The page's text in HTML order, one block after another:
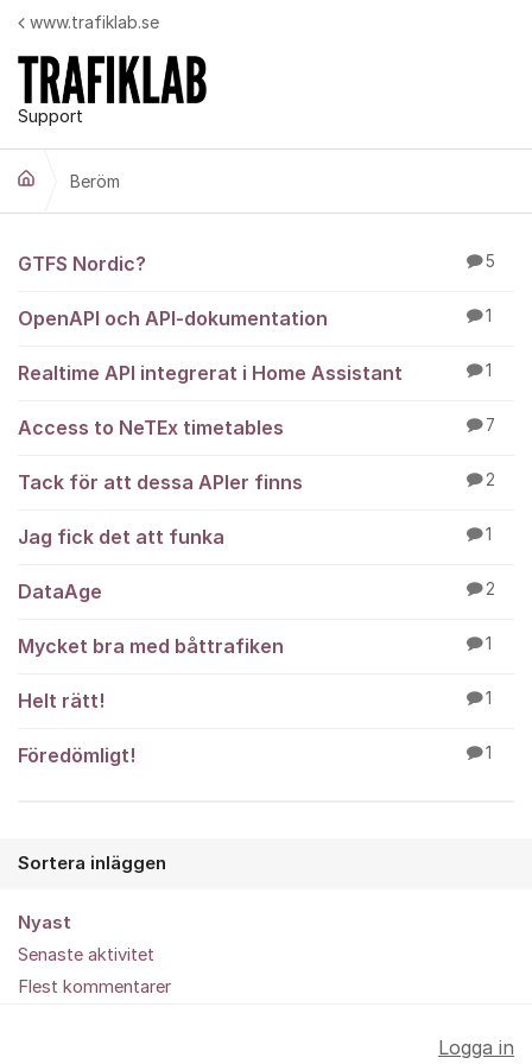
Hoppa till innehåll
Support
www.trafiklab.se
Beröm
Beröm
GTFS Nordic? 5
OpenAPI och API-dokumentation 1
Realtime API integrerat i Home Assistant 1
Access to NeTEx timetables 7
Tack för att dessa APIer finns 2
Jag fick det att funka 1
DataAge 2
Mycket bra med båttrafiken 1
Helt rätt! 1
Föredömligt! 1
Sortera inläggen
Nyast
Senaste aktivitet
Flest kommentarer
Logga in